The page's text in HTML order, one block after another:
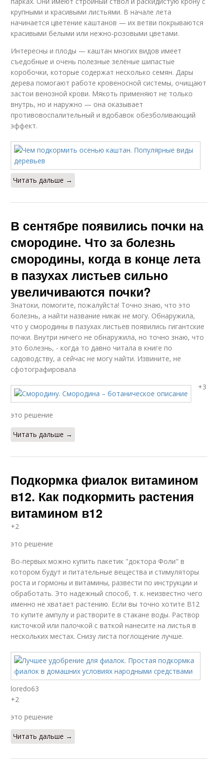
крупными и красивыми листьями. В начале лета
начинается цветение каштанов — их ветви покрываются
красивыми белыми или нежно-розовыми цветами.
Интересны и плоды — каштан многих видов имеет
съедобные и очень полезные зелёные шипастые
коробочки, которые содержат несколько семян. Дары
дерева помогают работе кровеносной системы, очищают
застои венозной крови. Мякоть применяют не только
внутрь, но и наружно — она оказывает
противовоспалительный и вдобавок обезболивающий
эффект.
Читать дальше →
В сентябре появились почки на
смородине. Что за болезнь
смородины, когда в конце лета
в пазухах листьев сильно
увеличиваются почки?
Знатоки, помогите, пожалуйста! Точно знаю, что это
болезнь, а найти название никак не могу. Обнаружила,
что у смородины в пазухах листьев появились гигантские
почки. Внутри ничего не обнаружила, но точно знаю, что
это болезнь, - когда то давно читала в книге по
садоводству, а сейчас не могу найти. Извините, не
сфотографировала
+3
это решение
Читать дальше →
Подкормка фиалок витамином
в12. Как подкормить растения
витамином в12
+2
это решение
Во-первых можно купить пакетик "доктора Фоли" в
котором будут и питательные вещества и стимуляторы
роста и гормоны и витамины, развести по инструкции и
обработать. Это надежный способ, т. к. неизвестно чего
именно не хватает растению. Если вы точно хотите В12
то купите ампулу и растворите в стакане воды. Раствор
кисточкой или палочкой с ваткой нанесите на листья в
нескольких местах. Снизу листа поглощение лучше.
loredo63
+2
это решение
Читать дальше →